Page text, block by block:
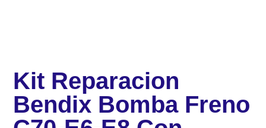
Kit Reparacion
Bendix Bomba Freno